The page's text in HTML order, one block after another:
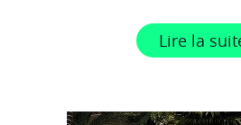
Lire la